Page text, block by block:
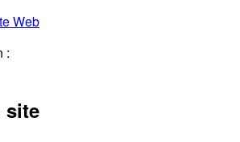
Web
:
site